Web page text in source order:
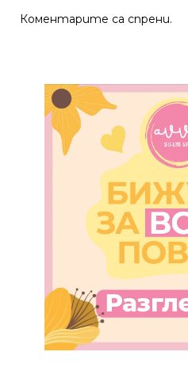
Коментарите са спрени.